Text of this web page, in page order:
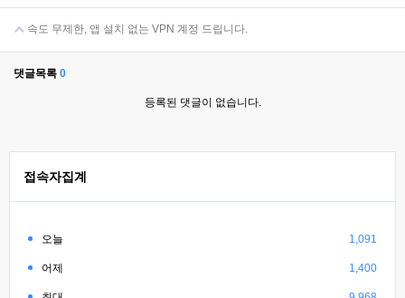
속도 무제한, 앱 설치 없는 VPN 계정 드립니다.
댓글목록 0
등록된 댓글이 없습니다.
접속자집계
오늘 1,091
어제 1,400